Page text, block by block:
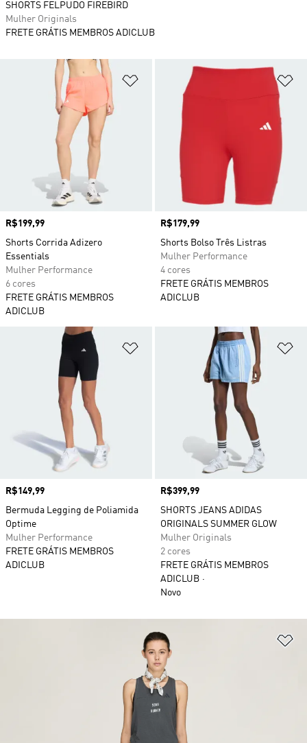
Adicionar à Lista de Desejos
Preço
R$199,99
Shorts Corrida Adizero
Essentials
Mulher Performance
6 cores
FRETE GRÁTIS MEMBROS
ADICLUB
Preço
R$179,99
Shorts Bolso Três Listras
Mulher Performance
4 cores
FRETE GRÁTIS MEMBROS
ADICLUB
Adicionar à Lista de Desejos
Preço
R$149,99
Bermuda Legging de Poliamida
Optime
Mulher Performance
FRETE GRÁTIS MEMBROS
ADICLUB
Preço
R$399,99
SHORTS JEANS ADIDAS
ORIGINALS SUMMER GLOW
Mulher Originals
2 cores
FRETE GRÁTIS MEMBROS
ADICLUB
Novo
SHORTS FELPUDO FIREBIRD
Mulher Originals
FRETE GRÁTIS MEMBROS ADICLUB